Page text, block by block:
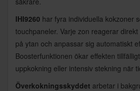
IHI9260 har fyra individuella kokzoner
touchpaneler. Varje zon reagerar
på ytan och anpassar sig automatiskt
Boosterfunktionen ökar effekten
uppkokning eller intensiv stekning när
Överkokningsskyddet arbetar i